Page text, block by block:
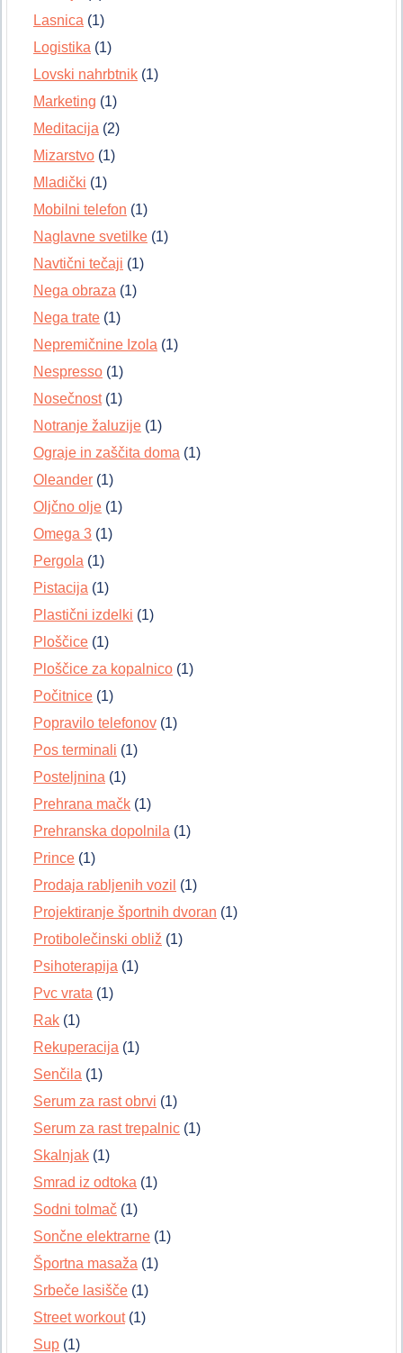
Lasnica (1)
Logistika (1)
Lovski nahrbtnik (1)
Marketing (1)
Meditacija (2)
Mizarstvo (1)
Mladički (1)
Mobilni telefon (1)
Naglavne svetilke (1)
Navtični tečaji (1)
Nega obraza (1)
Nega trate (1)
Nepremičnine Izola (1)
Nespresso (1)
Nosečnost(1)
Notranje žaluzije (1)
Ograje in zaščita doma (1)
Oleander (1)
Oljčno olje (1)
Omega 3 (1)
Pergola (1)
Pistacija (1)
Plastični izdelki (1)
Ploščice (1)
Ploščice za kopalnico (1)
Počitnice (1)
Popravilo telefonov (1)
Pos terminali (1)
Posteljnina (1)
Prehrana mačk (1)
Prehranska dopolnila (1)
Prince (1)
Prodaja rabljenih vozil (1)
Projektiranje športnih dvoran (1)
Protibolečinski obliž (1)
Psihoterapija (1)
Pvc vrata (1)
Rak (1)
Rekuperacija (1)
Senčila (1)
Serum za rast obrvi (1)
Serum za rast trepalnic (1)
Skalnjak (1)
Smrad iz odtoka (1)
Sodni tolmač (1)
Sončne elektrarne (1)
Športna masaža (1)
Srbeče lasišče (1)
Street workout(1)
Sup (1)